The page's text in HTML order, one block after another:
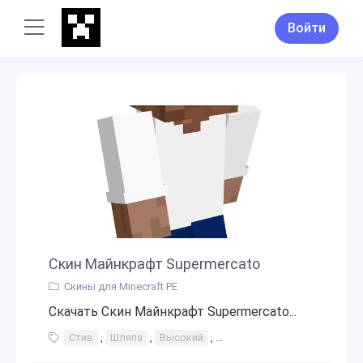
Войти
Скин Майнкрафт Supermercato
Скины для Minecraft PE
Скачать Скин Майнкрафт Supermercato...
Стив , Шляпа , Высокий , Галстук-краситель